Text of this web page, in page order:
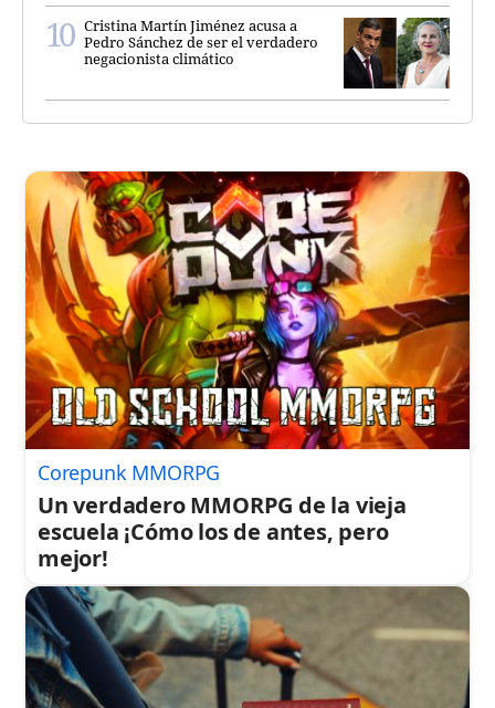
Cristina Martín Jiménez acusa a
Pedro Sánchez de ser el verdadero
negacionista climático
Corepunk MMORPG
Un verdadero MMORPG de la vieja
escuela ¡Cómo los de antes, pero
mejor!